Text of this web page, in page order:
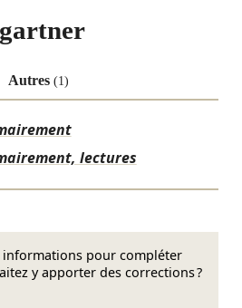
Autres (1)
lectures
informations pour compléter
y apporter des corrections ?